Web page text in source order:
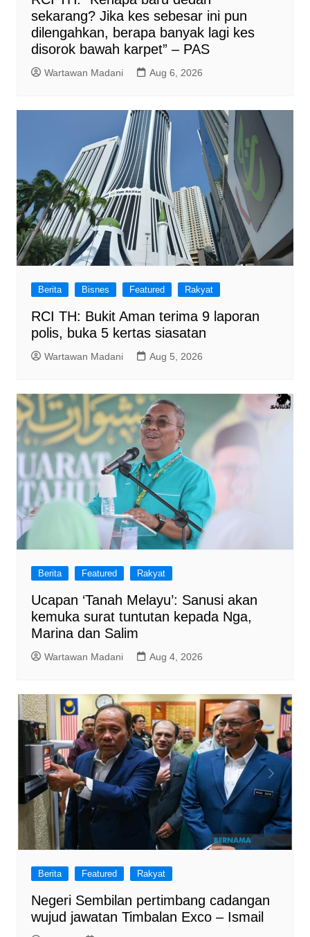
sekarang? Jika kes sebesar ini pun
dilengahkan, berapa banyak lagi kes
disorok bawah karpet” – PAS
Wartawan Madani Aug 6, 2026
Berita Bisnes Featured Rakyat
RCI TH: Bukit Aman terima 9 laporan
polis, buka 5 kertas siasatan
Wartawan Madani Aug 5, 2026
Berita Featured Rakyat
Ucapan ‘Tanah Melayu’: Sanusi akan
kemuka surat tuntutan kepada Nga,
Marina dan Salim
Wartawan Madani Aug 4, 2026
Berita Featured Rakyat
Negeri Sembilan pertimbang cadangan
wujud jawatan Timbalan Exco – Ismail